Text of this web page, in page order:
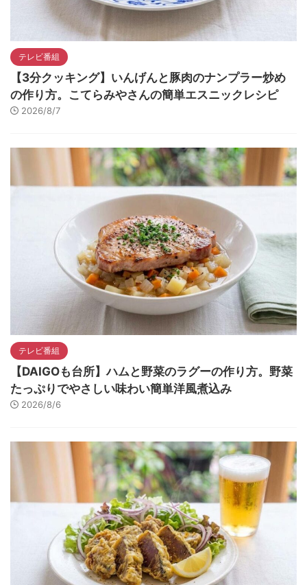
テレビ番組
【3分クッキング】いんげんと豚肉のナンプラー炒め
の作り方。こてらみやさんの簡単エスニックレシピ
2026/8/7
テレビ番組
【DAIGOも台所】ハムと野菜のラグーの作り方。野菜
たっぷりでやさしい味わい簡単洋風煮込み
2026/8/6